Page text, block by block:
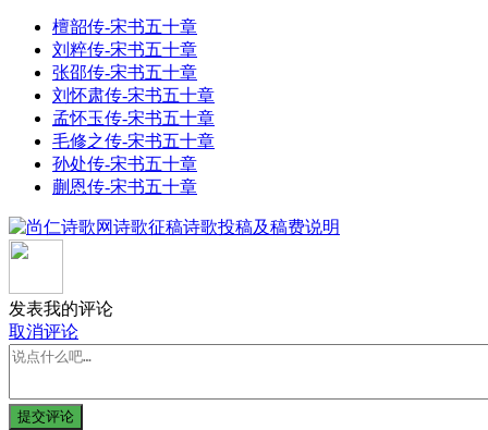
檀韶传-宋书五十章
刘粹传-宋书五十章
张邵传-宋书五十章
刘怀肃传-宋书五十章
孟怀玉传-宋书五十章
毛修之传-宋书五十章
孙处传-宋书五十章
蒯恩传-宋书五十章
发表我的评论
取消评论
提交评论